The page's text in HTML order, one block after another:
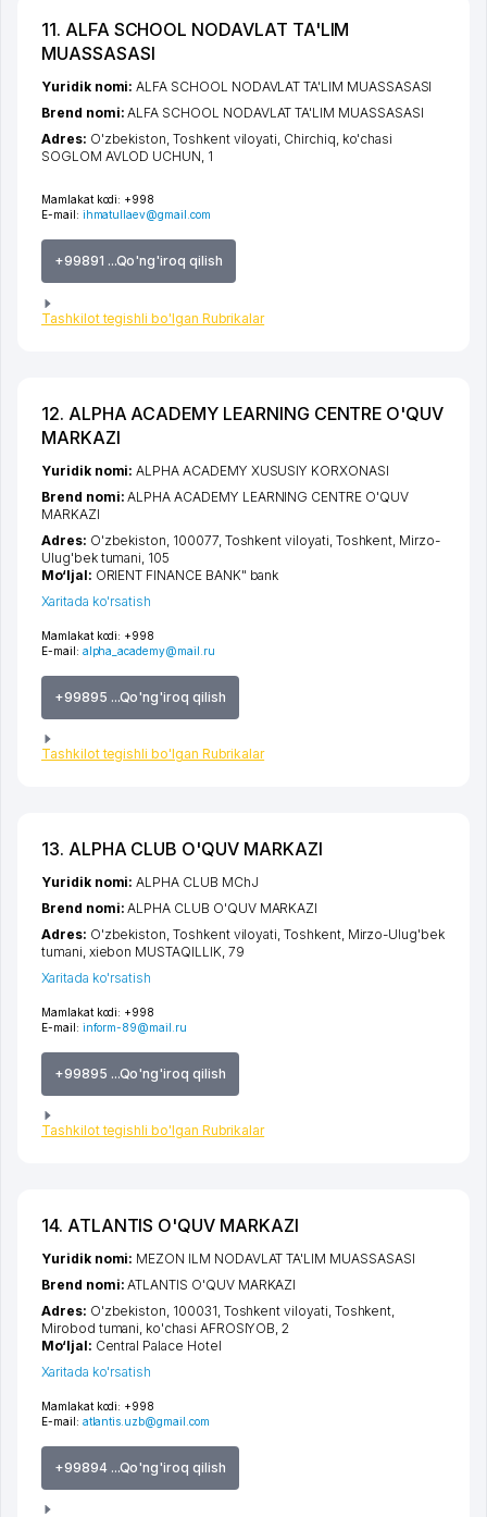
11. ALFA SCHOOL NODAVLAT TA'LIM
MUASSASASI
Mamlakat kodi: +998
E-mail: ihmatullaev@gmail.com
+99891 ...Qo'ng'iroq qilish
Tashkilot tegishli bo'lgan Rubrikalar
Yuridik nomi:ALFA SCHOOL NODAVLAT TA'LIM MUASSASASI
Brend nomi:ALFA SCHOOL NODAVLAT TA'LIM MUASSASASI
Adres: O'zbekiston,Toshkent viloyati, Chirchiq, ko'chasi
SOGLOM AVLOD UCHUN, 1
12. ALPHA ACADEMY LEARNING CENTRE O'QUV
MARKAZI
Mamlakat kodi: +998
E-mail: alpha_academy@mail.ru
+99895 ...Qo'ng'iroq qilish
Tashkilot tegishli bo'lgan Rubrikalar
Yuridik nomi:ALPHA ACADEMY XUSUSIY KORXONASI
Brend nomi:ALPHA ACADEMY LEARNING CENTRE O'QUV
MARKAZI
Adres: O'zbekiston, 100077, Toshkent viloyati Toshkent Mirzo-
Ulug'bek tumani , 105
Mo‘ljal: ORIENT FINANCE BANK" bank
Xaritada ko'rsatish
13. ALPHA CLUB O'QUV MARKAZI
Mamlakat kodi: +998
E-mail: inform-89@mail.ru
+99895 ...Qo'ng'iroq qilish
Tashkilot tegishli bo'lgan Rubrikalar
Yuridik nomi:ALPHA CLUB MChJ
Brend nomi:ALPHA CLUB O'QUV MARKAZI
Adres: O'zbekiston,Toshkent viloyati ,Toshkent, Mirzo-Ulug'bek
tumani xiеbon MUSTAQILLIK , 79
Xaritada ko'rsatish
14. ATLANTIS O'QUV MARKAZI
Mamlakat kodi: +998
E-mail: atlantis.uzb@gmail.com
+99894 ...Qo'ng'iroq qilish
Yuridik nomi: MEZON ILM NODAVLAT TA'LIM MUASSASASI
Brend nomi:ATLANTIS O'QUV MARKAZI
Adres: O'zbekiston, 100031, Toshkent viloyati, Toshkent,
Mirobod tumani, ko'chasi AFROSIYOB, 2
Mo‘ljal: Central Palace Hotel
Xaritada ko'rsatish